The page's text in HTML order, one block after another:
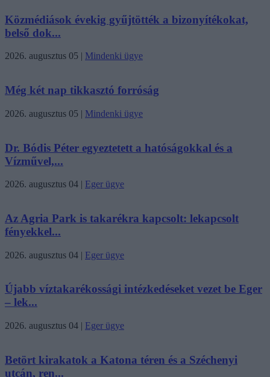
Közmédiások évekig gyűjtötték a bizonyítékokat,
belső dok...
2026. augusztus 05 | Mindenki ügye
Még két nap tikkasztó forróság
2026. augusztus 05 | Mindenki ügye
Dr. Bódis Péter egyeztetett a hatóságokkal és a
Vízművel,...
2026. augusztus 04 | Eger ügye
Az Agria Park is takarékra kapcsolt: lekapcsolt
fényekkel...
2026. augusztus 04 | Eger ügye
Újabb víztakarékossági intézkedéseket vezet be Eger
– lek...
2026. augusztus 04 | Eger ügye
Betört kirakatok a Katona téren és a Széchenyi
utcán, ren...